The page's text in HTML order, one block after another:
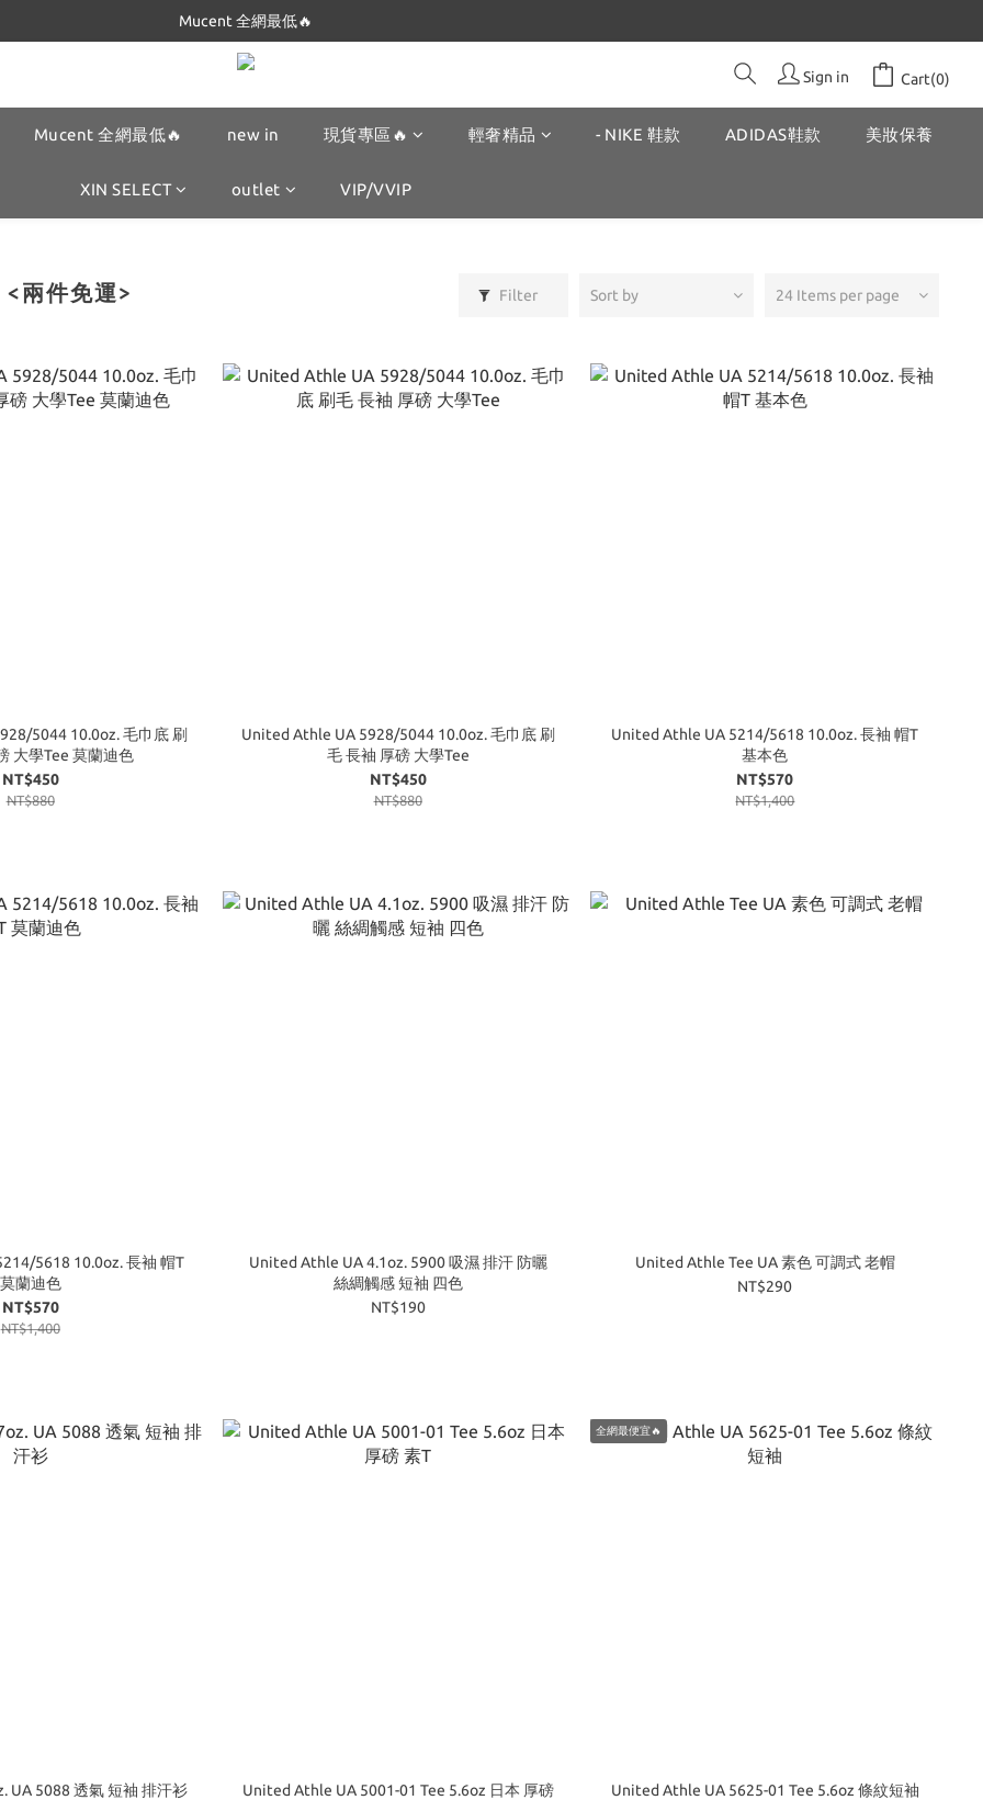
Dickies 最低$280起🔥
Dickies 最低$280起🔥
Sign in Cart(0)
Mucent 全網最低🔥 new in 現貨專區🔥 輕奢精品 - NIKE 鞋款 ADIDAS鞋款 美妝保養
XIN SELECT outlet VIP/VVIP
兩件免運> Filter Sort by 24 Items per page
5044 10.0oz. 毛巾底 刷
大學Tee 莫蘭迪色
NT$450
NT$880
United Athle UA 5928/5044 10.0oz. 毛巾底 刷
毛 長袖 厚磅 大學Tee
NT$450
NT$880
United Athle UA 5214/5618 10.0oz. 長袖 帽T
基本色
NT$570
NT$1,400
5618 10.0oz. 長袖 帽T
莫蘭迪色
NT$570
NT$1,400
United Athle UA 4.1oz. 5900 吸濕 排汗 防曬
絲綢觸感 短袖 四色
NT$190
United Athle Tee UA 素色 可調式 老帽
NT$290
UA 5088 透氣 短袖 排汗衫
United Athle UA 5001-01 Tee 5.6oz 日本 厚磅
全網最便宜🔥
United Athle UA 5625-01 Tee 5.6oz 條紋短袖